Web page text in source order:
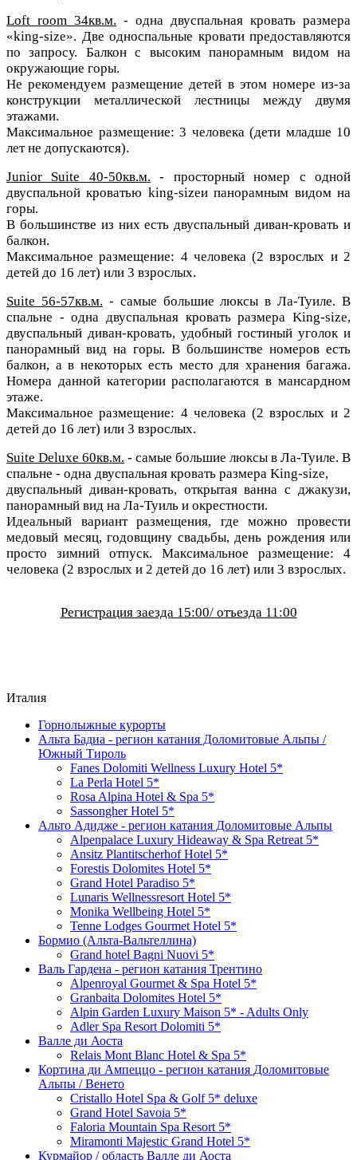
Loft room 34кв.м. - одна двуспальная кровать размера
«king-size». Две односпальные кровати предоставляются
по запросу. Балкон с высоким панорамным видом на
окружающие горы.
Не рекомендуем размещение детей в этом номере из-за
конструкции металлической лестницы между двумя
этажами.
Максимальное размещение: 3 человека (дети младше 10
лет не допускаются).
Junior Suite 40-50кв.м. - просторный номер с одной
двуспальной кроватью king-sizeи панорамным видом на
горы.
В большинстве из них есть двуспальный диван-кровать и
балкон.
Максимальное размещение: 4 человека (2 взрослых и 2
детей до 16 лет) или 3 взрослых.
Suite 56-57кв.м. - самые большие люксы в Ла-Туиле. В
спальне - одна двуспальная кровать размера King-size,
двуспальный диван-кровать, удобный гостиный уголок и
панорамный вид на горы. В большинстве номеров есть
балкон, а в некоторых есть место для хранения багажа.
Номера данной категории располагаются в мансардном
этаже.
Максимальное размещение: 4 человека (2 взрослых и 2
детей до 16 лет) или 3 взрослых.
Suite Deluxe 60кв.м. - самые большие люксы в Ла-Туиле. В
спальне - одна двуспальная кровать размера King-size,
двуспальный диван-кровать, открытая ванна с джакузи,
панорамный вид на Ла-Туиль и окрестности.
Идеальный вариант размещения, где можно провести
медовый месяц, годовщину свадьбы, день рождения или
просто зимний отпуск. Максимальное размещение: 4
человека (2 взрослых и 2 детей до 16 лет) или 3 взрослых.
Регистрация заезда 15:00/ отъезда 11:00
Италия
Горнолыжные курорты
Альта Бадиа - регион катания Доломитовые Альпы /
Южный Тироль
Fanes Dolomiti Wellness Luxury Hotel 5*
La Perla Hotel 5*
Rosa Alpina Hotel & Spa 5*
Sassongher Hotel 5*
Альто Адидже - регион катания Доломитовые Альпы
Alpenpalace Luxury Hideaway & Spa Retreat 5*
Ansitz Plantitscherhof Hotel 5*
Forestis Dolomites Hotel 5*
Grand Hotel Paradiso 5*
Lunaris Wellnessresort Hotel 5*
Monika Wellbeing Hotel 5*
Tenne Lodges Gourmet Hotel 5*
Бормио (Альта-Вальтеллина)
Grand hotel Bagni Nuovi 5*
Валь Гардена - регион катания Трентино
Alpenroyal Gourmet & Spa Hotel 5*
Granbaita Dolomites Hotel 5*
Alpin Garden Luxury Maison 5* - Adults Only
Adler Spa Resort Dolomiti 5*
Валле ди Аоста
Relais Mont Blanc Hotel & Spa 5*
Кортина ди Ампеццо - регион катания Доломитовые
Альпы / Венето
Cristallo Hotel Spa & Golf 5* deluxe
Grand Hotel Savoia 5*
Faloria Mountain Spa Resort 5*
Miramonti Majestic Grand Hotel 5*
Курмайор / область Валле ди Аоста